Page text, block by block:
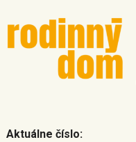
Aktuálne číslo: